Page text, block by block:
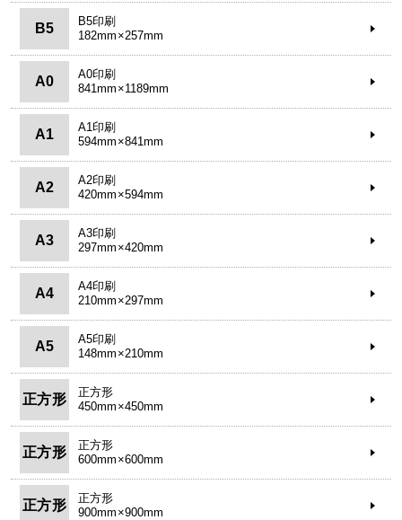
B5
B5印刷
182mm×257mm
A0
A0印刷
841mm×1189mm
A1
A1印刷
594mm×841mm
A2
A2印刷
420mm×594mm
A3
A3印刷
297mm×420mm
A4
A4印刷
210mm×297mm
A5
A5印刷
148mm×210mm
正方形
正方形
450mm×450mm
正方形
正方形
600mm×600mm
正方形
正方形
900mm×900mm